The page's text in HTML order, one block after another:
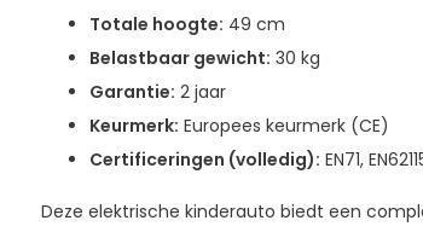
Totale hoogte: 49 cm
Belastbaar gewicht: 30 kg
Garantie: 2 jaar
Keurmerk: Europees keurmerk (CE)
Certificeringen (volledig): EN71,
Deze elektrische kinderauto biedt een